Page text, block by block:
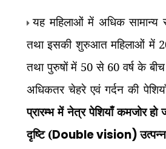
यह महिलाओं में अधिक सामान्य
तथा इसकी शुरुआत महिलाओं में
तथा पुरुषों में 50 से 60 वर्ष के
अधिकतर चेहरे एवं गर्दन की
प्रारम्भ में नेत्र पेशियाँ कमजोर हो
दृष्टि (Double vision)